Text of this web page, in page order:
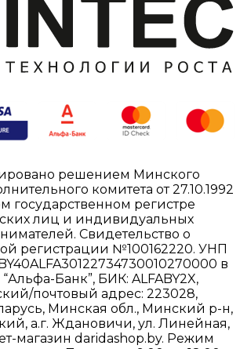
решением Минского
комитета от 27.10.1992
государственном регистре
лиц и индивидуальных
Свидетельство о
регистрации №100162220. УНП
в
Банк”, БИК: ALFABY2X,
почтовый адрес: 223028,
Минская обл., Минский р-н,
а.г. Ждановичи, ул. Линейная,
магазин daridashop.by. Режим